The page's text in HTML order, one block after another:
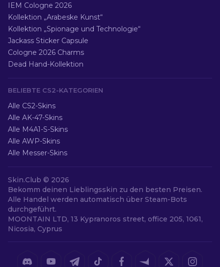
IEM Cologne 2026
Kollektion „Arabeske Kunst“
Kollektion „Spionage und Technologie“
Jackass Sticker Capsule
Cologne 2026 Charms
Dead Hand-Kollektion
BELIEBTE CS2-KATEGORIEN
Alle CS2-Skins
Alle AK-47-Skins
Alle M4A1-S-Skins
Alle AWP-Skins
Alle Messer-Skins
Skin.Club © 2026
Bekomm deinen Lieblingsskin zu den besten Preisen.
Alle Handel werden automatisch über Steam-Bots
durchgeführt.
MOONTAIN LTD, 13 Kypranoros street, office 205, 1061,
Nicosia, Cyprus